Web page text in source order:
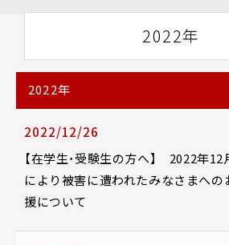
2022年
2022年
2022/12/26
【在学生・受験生の方へ】 2022年
により被害に遭われたみなさまへ
援について